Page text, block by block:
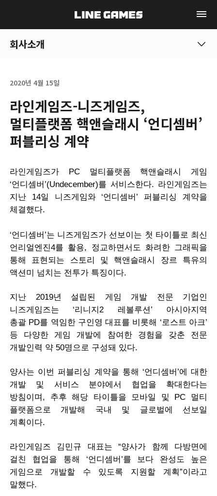
회사소개
2020년 4월 15일
라인게임즈-니즈게임즈,
멀티플랫폼 핵앤슬래시 ‘언디셈버’
퍼블리싱 계약
라인게임즈가 PC멀티플랫폼 핵앤슬래시 게임
‘언디셈버’(Undecember)를 서비스한다. 라인게임즈는
지난 14일 니즈게임와 ‘언디셈버’ 퍼블리싱 계약을
체결했다.
‘언디셈버’는 니즈게임즈가 선보이는 첫 타이틀로 최신
언리얼엔진4를 활용, 정교하면서도 화려한 그래픽을
통해 표현되는 스토리 및 핵앤슬래시 장르 특유의
액션미 넘치는 전투가 특징이다.
지난 2019년 설립된 게임 개발 전문 기업인
니즈게임즈는 ‘리니지2 레볼루션’ 아시아지역
총괄 PD를 역임한 구인영 대표를 비롯해 ‘로스트 아크’
등 다양한 게임 개발에 참여한 경험을 갖춘 전문
개발인력 약 50명으로 구성돼 있다.
양사는 이번 퍼블리싱 계약을 통해 ‘언디셈버’에 대한
개발 및 서비스 분야에서 협업을 확대한다는
방침이며, 추후 해당 타이틀을 모바일 및 PC 멀티
플랫폼으로 개발해 국내 및 글로벌에 선보일
계획이다.
라인게임즈 김민규 대표는 “양사가 함께 다방면에
걸친 협업을 통해 ‘언디셈버’를 보다 완성도 높은
게임으로 개발할 수 있도록 지원할 계획”이라고
말했다.